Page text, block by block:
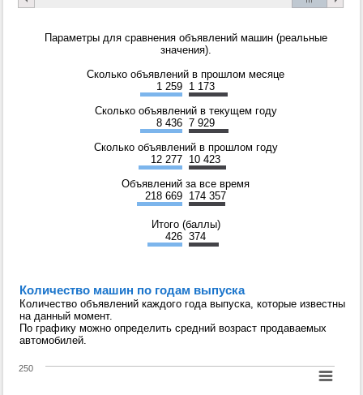
Параметры для сравнения объявлений машин (реальные
значения).
Сколько объявлений в прошлом месяце
1 259 1 173
Сколько объявлений в текущем году
8 436 7 929
Сколько объявлений в прошлом году
12 277 10 423
Объявлений за все время
218 669 174 357
Итого (баллы)
426 374
Количество машин по годам выпуска
Количество объявлений каждого года выпуска, которые известны
на данный момент.
По графику можно определить средний возраст продаваемых
автомобилей.
250